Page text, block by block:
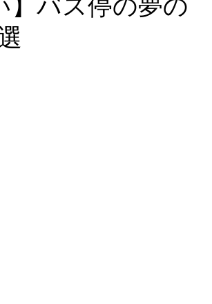
】バス停の夢の